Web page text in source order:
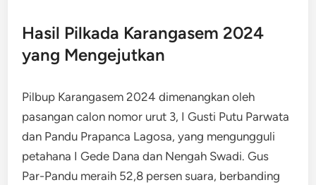
Hasil Pilkada Karangasem 2024
yang Mengejutkan
Pilbup Karangasem 2024 dimenangkan oleh
pasangan calon nomor urut 3, I Gusti Putu Parwata
dan Pandu Prapanca Lagosa, yang mengungguli
petahana I Gede Dana dan Nengah Swadi. Gus
Par-Pandu meraih 52,8 persen suara, berbanding